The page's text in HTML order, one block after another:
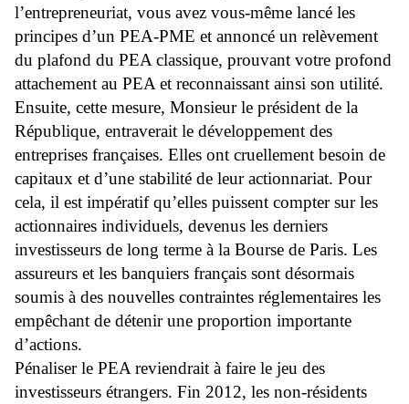
l’entrepreneuriat, vous avez vous-même lancé les
principes d’un PEA-PME et annoncé un relèvement
du plafond du PEA classique, prouvant votre profond
attachement au PEA et reconnaissant ainsi son utilité.
Ensuite, cette mesure, Monsieur le président de la
République, entraverait le développement des
entreprises françaises. Elles ont cruellement besoin de
capitaux et d’une stabilité de leur actionnariat. Pour
cela, il est impératif qu’elles puissent compter sur les
actionnaires individuels, devenus les derniers
investisseurs de long terme à la Bourse de Paris. Les
assureurs et les banquiers français sont désormais
soumis à des nouvelles contraintes réglementaires les
empêchant de détenir une proportion importante
d’actions.
Pénaliser le PEA reviendrait à faire le jeu des
investisseurs étrangers. Fin 2012, les non-résidents